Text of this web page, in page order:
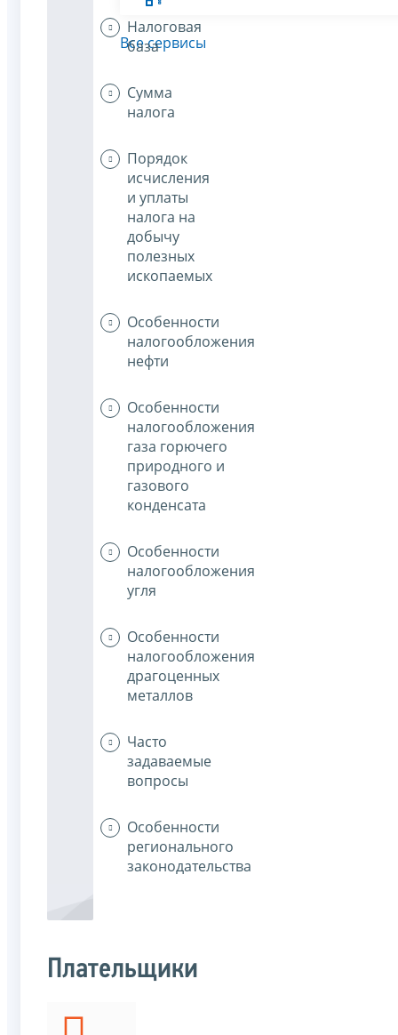
Налоговая
база
Сумма
налога
Порядок
исчисления
и уплаты
налога на
добычу
полезных
ископаемых
Особенности
налогообложения
нефти
Особенности
налогообложения
газа горючего
природного и
газового
конденсата
Особенности
налогообложения
угля
Особенности
налогообложения
драгоценных
металлов
Часто
задаваемые
вопросы
Особенности
регионального
законодательства
Плательщики
Все сервисы